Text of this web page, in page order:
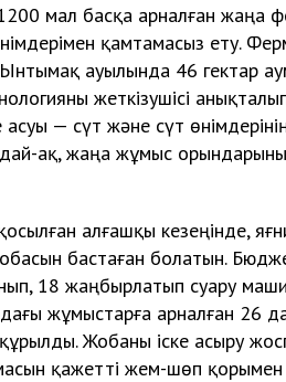
мал басқа арналған жаңа
қамтамасыз ету.
ауылында 46 гектар
жеткізушісі
— сүт және сүт
ақ, жаңа жұмыс
алғашқы кезеңінде,
бастаған болатын.
18 жаңбырлатып суару
жұмыстарға арналған
Жобаны іске асыру
қажетті жем-шөп